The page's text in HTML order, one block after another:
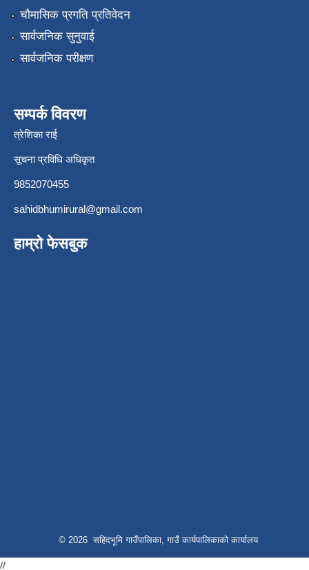
चौमासिक प्रगति प्रतिवेदन
सार्वजनिक सुनुवाई
सार्वजनिक परीक्षण
सम्पर्क विवरण
त्रेशिका राई
सूचना प्रविधि अधिकृत
9852070455
sahidbhumirural@gmail.com
हाम्रो फेसबुक
© 2026 सहिदभूमि गाउँपालिका, गाउँ कार्यपालिकाको कार्यालय
//